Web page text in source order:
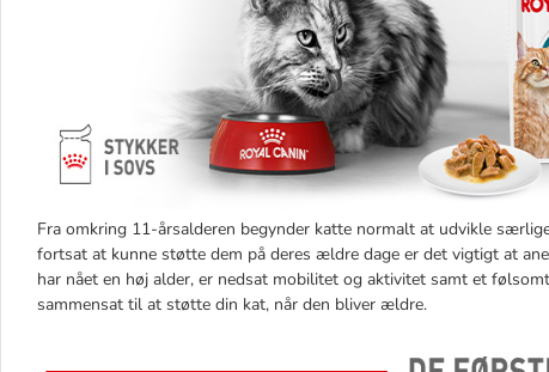
Fra omkring 11-årsalderen begynder katte normalt at udvikle
fortsat at kunne støtte dem på deres ældre dage er det vigtigt at
har nået en høj alder, er nedsat mobilitet og aktivitet samt et
sammensat til at støtte din kat, når den bliver ældre.